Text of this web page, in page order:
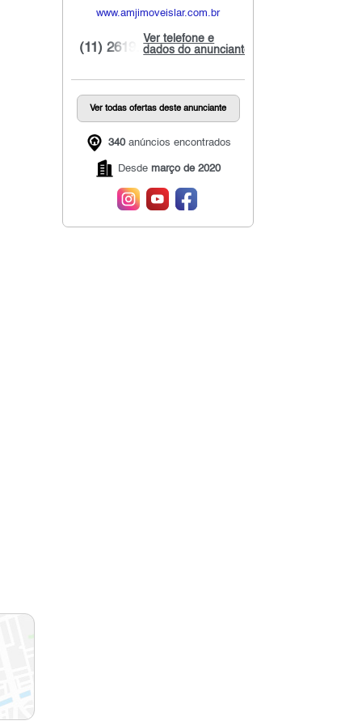
www.amjimoveislar.com.br
Ver telefone e
dados do anunciante
(11) 2619...
Ver todas ofertas deste anunciante
340anúncios encontrados
Desdemarço de 2020